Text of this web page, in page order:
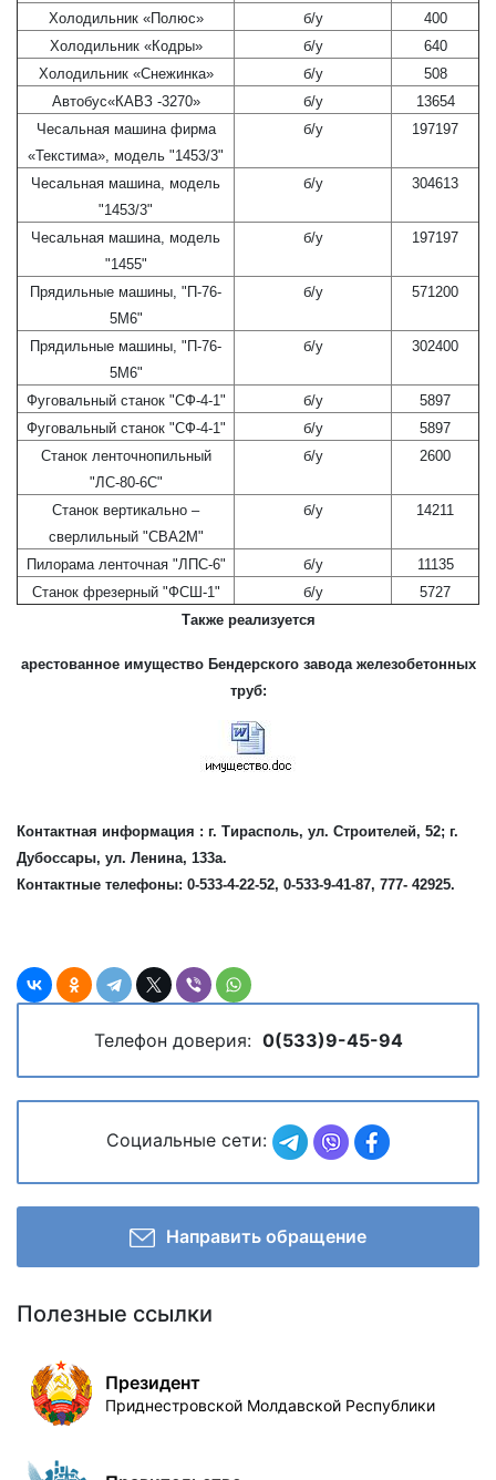
Холодильник «Полюс» б/у
400
Холодильник «Кодры»
б/у
640
Холодильник «Снежинка»
б/у
508
Автобус«КАВЗ -3270»
б/у
13654
Чесальная машина фирма
«Текстима», модель "1453/3"
б/у 197197
Чесальная машина, модель
"1453/3"
б/у 304613
Чесальная машина, модель
"1455"
б/у 197197
Прядильные машины, "П-76-
5М6"
б/у 571200
Прядильные машины, "П-76-
5М6"
б/у 302400
Фуговальный станок "СФ-4-1" б/у
5897
Фуговальный станок "СФ-4-1"
б/у
5897
Станок ленточнопильный
"ЛС-80-6С"
б/у 2600
Станок вертикально –
сверлильный "СВА2М"
б/у 14211
Пилорама ленточная "ЛПС-6" б/у
11135
Станок фрезерный "ФСШ-1"
б/у
5727
Также реализуется
арестованное имущество Бендерского завода железобетонных
труб:
Контактная информация : г. Тирасполь, ул. Строителей, 52; г.
Дубоссары, ул. Ленина, 133а.
Контактные телефоны: 0-533-4-22-52, 0-533-9-41-87, 777- 42925.
Телефон доверия: 0(533)9-45-94
Социальные сети:
Направить обращение
Полезные ссылки
Президент
Приднестровской Молдавской Республики